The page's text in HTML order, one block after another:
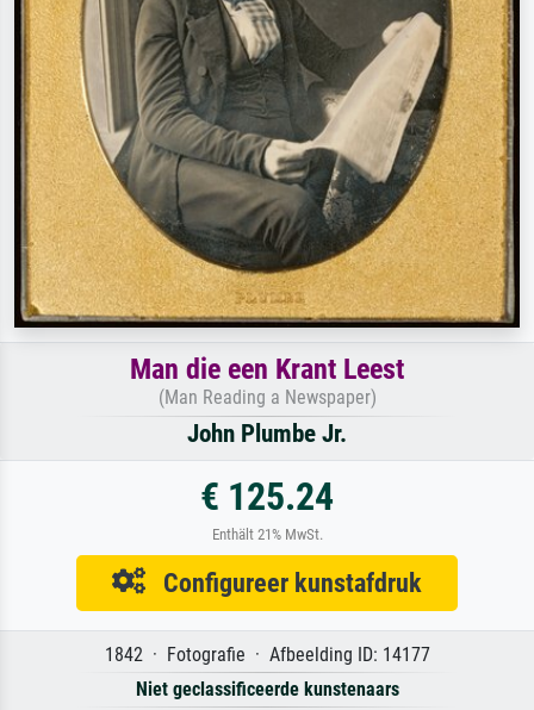
Man die een Krant Leest
(Man Reading a Newspaper)
John Plumbe Jr.
€ 125.24
Enthält 21% MwSt.
Configureer kunstafdruk
1842 · Fotografie · Afbeelding ID: 14177
Niet geclassificeerde kunstenaars